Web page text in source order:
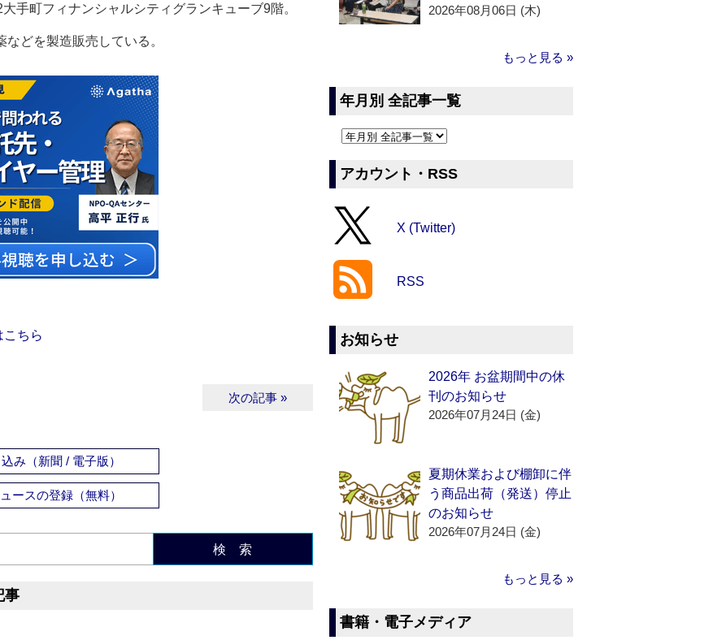
手町フィナンシャルシティグランキューブ9階。
どを製造販売している。
ちら
次の記事 »
み（新聞 / 電子版）
ースの登録（無料）
検 索
事
2026年08月06日 (木)
もっと見る »
年月別 全記事一覧
アカウント・RSS
X (Twitter)
RSS
お知らせ
2026年 お盆期間中の休
刊のお知らせ
2026年07月24日 (金)
夏期休業および棚卸に伴
う商品出荷（発送）停止
のお知らせ
2026年07月24日 (金)
もっと見る »
書籍・電子メディア